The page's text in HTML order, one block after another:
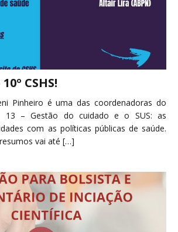
CSHS!
Pinheiro é uma das coordenadoras do
13 – Gestão do cuidado e o SUS: as
com as políticas públicas de saúde.
vai até […]